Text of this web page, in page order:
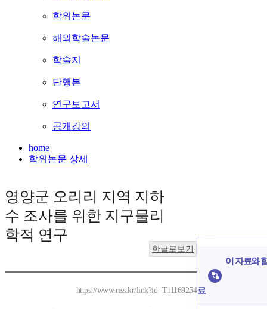
학위논문
해외학술논문
학술지
단행본
연구보고서
공개강의
home
학위논문 상세
영양군 오리리 지역 지하
수 조사를 위한 지구물리
학적 연구
한글로보기
https://www.riss.kr/link?id=T11169254
이 자료와
료